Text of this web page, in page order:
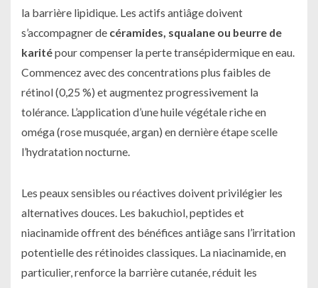
la barrière lipidique. Les actifs antiâge doivent
s’accompagner de céramides, squalane ou beurre de
karitépour compenser la perte transépidermique en eau.
Commencez avec des concentrations plus faibles de
rétinol (0,25 %) et augmentez progressivement la
tolérance. L’application d’une huile végétale riche en
oméga (rose musquée, argan) en dernière étape scelle
l’hydratation nocturne.
Les peaux sensibles ou réactives doivent privilégier les
alternatives douces. Les bakuchiol, peptides et
niacinamide offrent des bénéfices antiâge sans l’irritation
potentielle des rétinoides classiques. La niacinamide, en
particulier, renforce la barrière cutanée, réduit les